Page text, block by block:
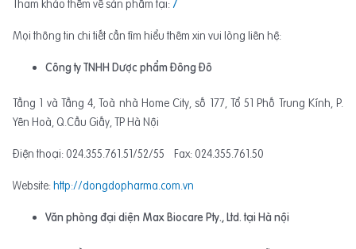
Tham khảo thêm về sản phẩm tại: /
Mọi thông tin chi tiết cần tìm hiểu thêm xin vui lòng liên hệ:
Công ty TNHH Dược phẩm Đông Đô
Tầng 1 và Tầng 4, Toà nhà Home City, số 177, Tổ 51 Phố Trung Kính, P.
Yên Hoà, Q.Cầu Giấy, TP Hà Nội
Điện thoại: 024.355.761.51/52/55 Fax: 024.355.761.50
Website:http://dongdopharma.com.vn
Văn phòng đại diện Max Biocare Pty., Ltd. tại Hà nội